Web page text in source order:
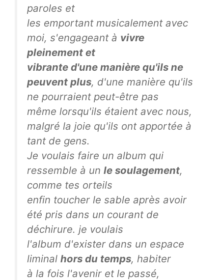
paroles et
les emportant musicalement avec
moi, s'engageant à vivre
pleinement et
vibrante d'une manière qu'ils ne
peuvent plus, d'une manière qu'ils
ne pourraient peut-être pas
même lorsqu'ils étaient avec nous,
malgré la joie qu'ils ont apportée à
tant de gens.
Je voulais faire un album qui
ressemble à un le soulagement,
comme tes orteils
enfin toucher le sable après avoir
été pris dans un courant de
déchirure. je voulais
l'album d'exister dans un espace
liminal hors du temps, habiter
à la fois l'avenir et le passé,